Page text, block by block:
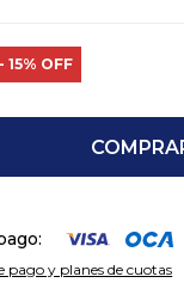
15
pago y planes de cuotas